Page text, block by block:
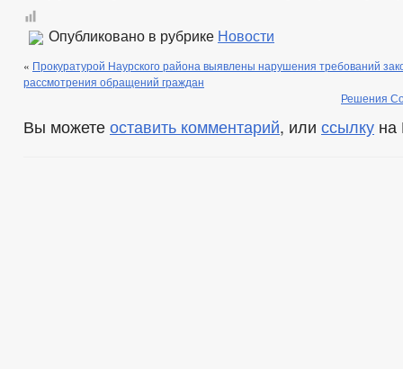
Опубликовано в рубрике Новости
« Прокуратурой Наурского района выявлены нарушения требований
рассмотрения обращений граждан
Решения
Вы можете оставить комментарий, или ссылку на